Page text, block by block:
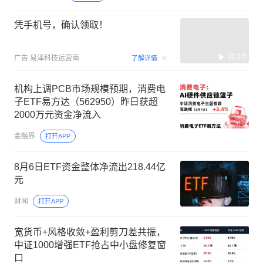
凭手机号，确认领取！
广告 易泽科技运营商 了解详情 00:15
机构上调PCB市场规模预期，消费电
子ETF易方达（562950）昨日获超
2000万元资金净流入
金融界 打开APP
8月6日ETF资金整体净流出218.44亿
元
财闻 打开APP
宽货币+风格收敛+盈利剪刀差共振，
中证1000增强ETF抢占中小盘修复窗
口